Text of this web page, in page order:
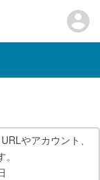
やアカウント、